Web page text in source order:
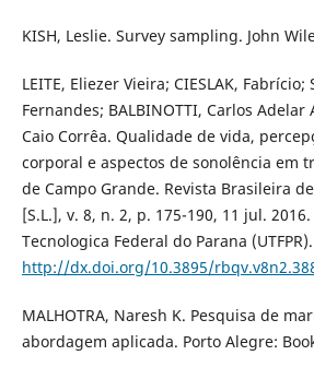
KISH, Leslie. Survey sampling. John
LEITE, Eliezer Vieira; CIESLAK, Fabrício;
Fernandes; BALBINOTTI, Carlos Adelar
Caio Corrêa. Qualidade de vida,
corporal e aspectos de sonolência em
de Campo Grande. Revista Brasileira
[S.L.], v. 8, n. 2, p. 175-190, 11 jul.
Tecnologica Federal do Parana (UTFPR).
http://dx.doi.org/10.3895/
MALHOTRA, Naresh K. Pesquisa de
abordagem aplicada. Porto Alegre: